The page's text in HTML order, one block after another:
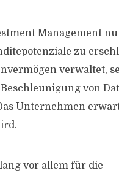
Management
zu
verwaltet,
von
Unternehmen
vor allem für die